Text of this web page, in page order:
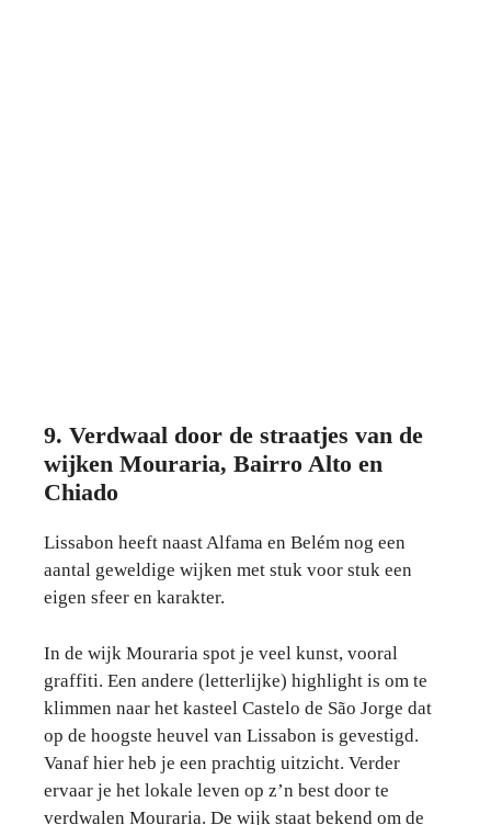
9. Verdwaal door de straatjes van de
wijken Mouraria, Bairro Alto en
Chiado
Lissabon heeft naast Alfama en Belém nog een
aantal geweldige wijken met stuk voor stuk een
eigen sfeer en karakter.
In de wijk Mouraria spot je veel kunst, vooral
graffiti. Een andere (letterlijke) highlight is om te
klimmen naar het kasteel Castelo de São Jorge dat
op de hoogste heuvel van Lissabon is gevestigd.
Vanaf hier heb je een prachtig uitzicht. Verder
ervaar je het lokale leven op z’n best door te
verdwalen Mouraria. De wijk staat bekend om de